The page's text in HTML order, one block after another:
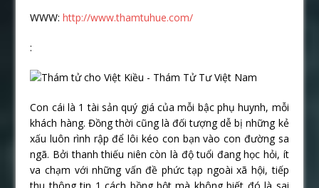
WWW:http://www.thamtuhue.com/
:
Con cái là 1 tài sản quý giá của mỗi bậc phụ huynh, mỗi
khách hàng. Đồng thời cũng là đối tượng dễ bị những kẻ
xấu luôn rình rập để lôi kéo con bạn vào con đường sa
ngã. Bởi thanh thiếu niên còn là độ tuổi đang học hỏi, ít
va chạm với những vấn đề phức tạp ngoài xã hội, tiếp